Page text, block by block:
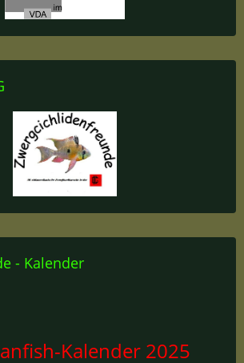
- Kalender
Kalender 2025